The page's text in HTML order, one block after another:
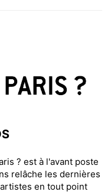
? est à l'avant poste
relâche les dernières
en tout point